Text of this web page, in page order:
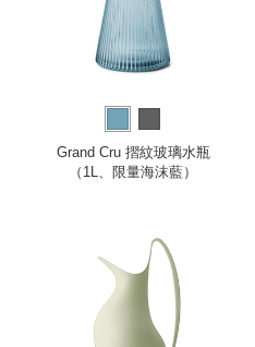
Grand Cru 摺紋玻璃水瓶
（1L、限量海沫藍）